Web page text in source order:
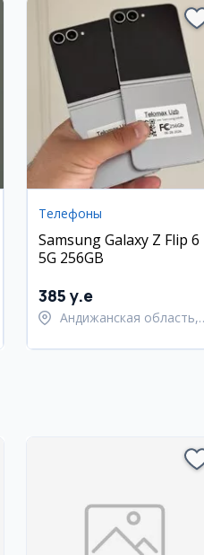
Телефоны
Samsung Galaxy Z Flip 6
5G 256GB
385 y.e
Андижанская область,